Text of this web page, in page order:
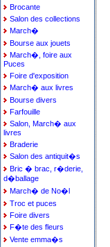
Brocante
Salon des collections
March�
Bourse aux jouets
March�, foire aux
Puces
Foire d'exposition
March� aux livres
Bourse divers
Farfouille
Salon, March� aux
livres
Braderie
Salon des antiquit�s
Bric � brac, r�derie,
d�ballage
March� de No�l
Troc et puces
Foire divers
F�te des fleurs
Vente emma�s